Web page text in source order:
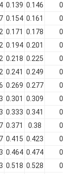
0.139 0.146
0.026
0.154 0.161
0.028
0.171 0.178
0.030
0.194 0.201
0.033
0.218 0.225
0.036
0.241 0.249
0.039
0.269 0.277
0.043
0.301 0.309
0.048
0.333 0.341
0.050
0.371 0.38
0.053
0.415 0.423
0.057
0.464 0.474
0.060
0.518 0.528
0.064